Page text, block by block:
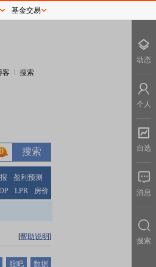
客 搜索
0
盈利预测
LPR 房价
[帮助说明]
股吧 数据
基金交易
动态
个人
自选
消息
搜索